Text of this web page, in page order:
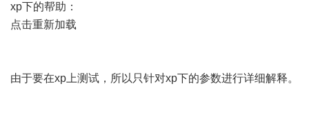
xp下的帮助：
点击重新加载
由于要在xp上测试，所以只针对xp下的参数进行详细解释。